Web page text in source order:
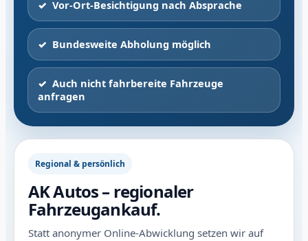
Vor-Ort-Besichtigung nach Absprache
Bundesweite Abholung möglich
Auch nicht fahrbereite Fahrzeuge
anfragen
Regional & persönlich
AK Autos – regionaler
Fahrzeugankauf.
Statt anonymer Online-Abwicklung setzen wir auf